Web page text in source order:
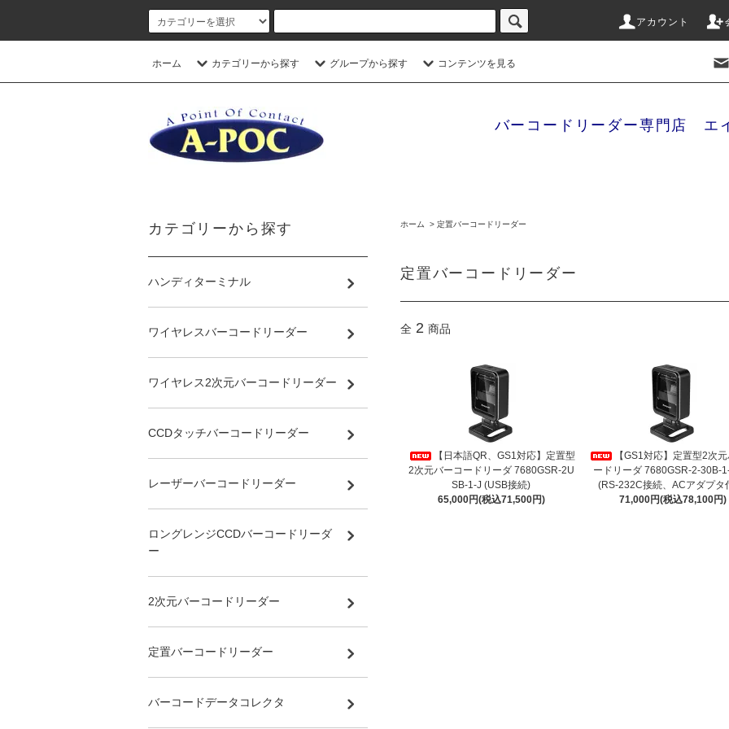
アカウント
ホーム カテゴリーから探す グループから探す コンテンツを見る
バーコードリーダー専門店 エ
ホーム > 定置バーコードリーダー
定置バーコードリーダー
全 2 商品
【日本語QR、GS1対応】定置型
2次元バーコードリーダ 7680GSR-2U
SB-1-J (USB接続)
65,000円(税込71,500円)
【GS1対応】定置型2次
ードリーダ 7680GSR-2-30B-
(RS-232C接続、ACアダプタ
71,000円(税込78,100円)
カテゴリーから探す
ハンディターミナル
ワイヤレスバーコードリーダー
ワイヤレス2次元バーコードリーダー
CCDタッチバーコードリーダー
レーザーバーコードリーダー
ロングレンジCCDバーコードリーダ
ー
2次元バーコードリーダー
定置バーコードリーダー
バーコードデータコレクタ